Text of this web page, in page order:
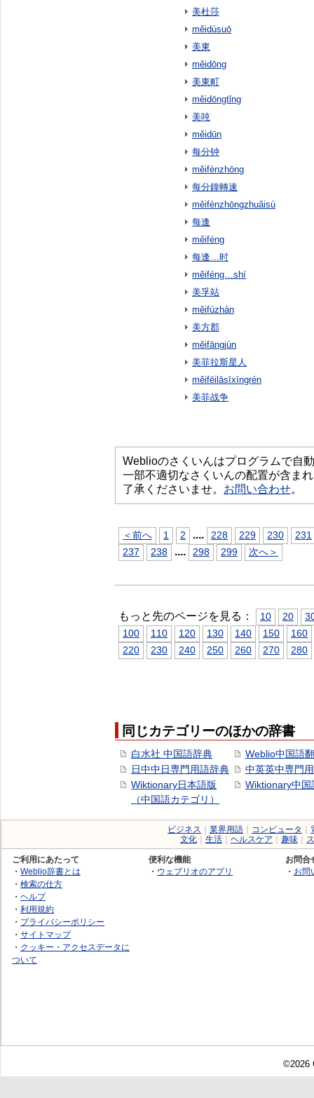
美杜莎
měidùsuō
美東
měidōng
美東町
měidōngtǐng
美吨
měidūn
每分钟
měifènzhōng
每分鐘轉速
měifènzhōngzhuǎisù
每逢
měiféng
每逢…时
měiféng…shí
美孚站
měifúzhàn
美方郡
měifāngjùn
美菲拉斯星人
měifēilāsīxīngrén
美菲战争
Weblioのさくいんはプログラムで自
一部不適切なさくいんの配置が含ま
了承くださいませ。 お問い合わせ。
＜前へ 1 2 .... 228 229 230
231
237
238 .... 298 299 次へ＞
もっと先のページを見る： 10 20
100
110 120 130 140 150
160
220
230 240 250 260 270 280
同じカテゴリーのほかの辞書
白水社 中国語辞典
日中中日専門用語辞典
Wiktionary日本語版
（中国語カテゴリ）
Weblio中国語
中英英中専門
Wiktionary中国
ビジネス 業界用語 コンピュータ
文化
生活 ヘルスケア 趣味
ご利用にあたって
・ Weblio辞書とは
・ 検索の仕方
・ ヘルプ
・ 利用規約
・ プライバシーポリシー
・ サイトマップ
・ クッキー・アクセスデータに
ついて
便利な機能
・ ウェブリオのアプリ
お問合
・ お問
©2026